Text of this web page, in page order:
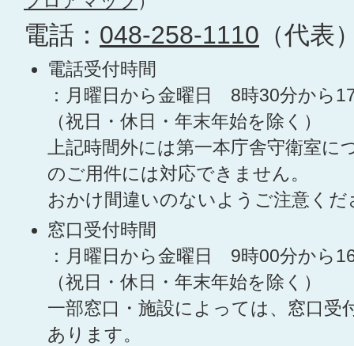
電話： 048-258-1110 （代表
電話受付時間
：月曜日から金曜日 8時30分から
（祝日・休日・年末年始を除く）
上記時間外には第一本庁舎守衛室に
のご用件には対応できません。
おかけ間違いのないようご注意くだ
窓口受付時間
：月曜日から金曜日 9時00分から
（祝日・休日・年末年始を除く）
一部窓口・施設によっては、窓口受
あります。